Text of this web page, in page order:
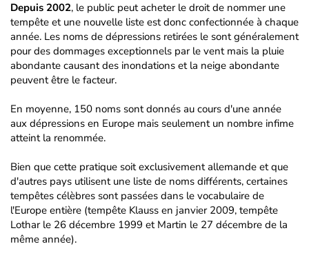
Depuis 2002, le public peut acheter le droit de nommer une
tempête et une nouvelle liste est donc confectionnée à chaque
année. Les noms de dépressions retirées le sont généralement
pour des dommages exceptionnels par le vent mais la pluie
abondante causant des inondations et la neige abondante
peuvent être le facteur.
En moyenne, 150 noms sont donnés au cours d'une année
aux dépressions en Europe mais seulement un nombre infime
atteint la renommée.
Bien que cette pratique soit exclusivement allemande et que
d'autres pays utilisent une liste de noms différents, certaines
tempêtes célèbres sont passées dans le vocabulaire de
l'Europe entière (tempête Klauss en janvier 2009, tempête
Lothar le 26 décembre 1999 et Martin le 27 décembre de la
même année).